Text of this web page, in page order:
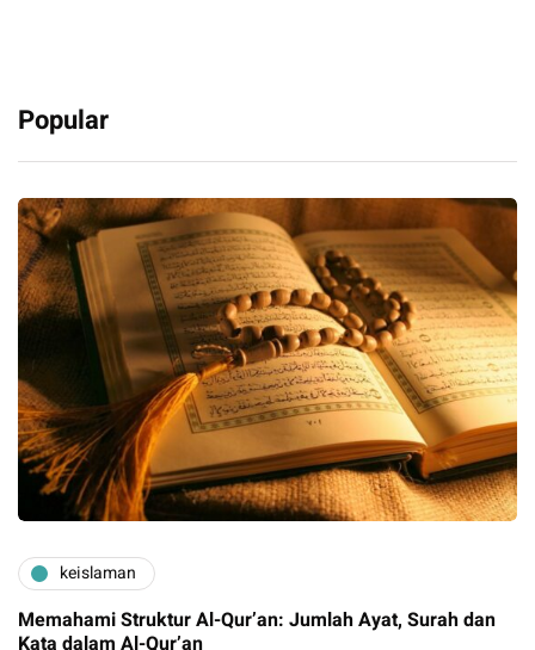
Popular
keislaman
Memahami Struktur Al-Qur’an: Jumlah Ayat, Surah dan
Kata dalam Al-Qur’an